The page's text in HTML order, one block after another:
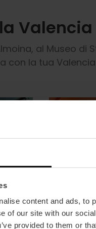
content and ads, to
of our site with our
provided to them or
Valencia
al Museo
con la tua